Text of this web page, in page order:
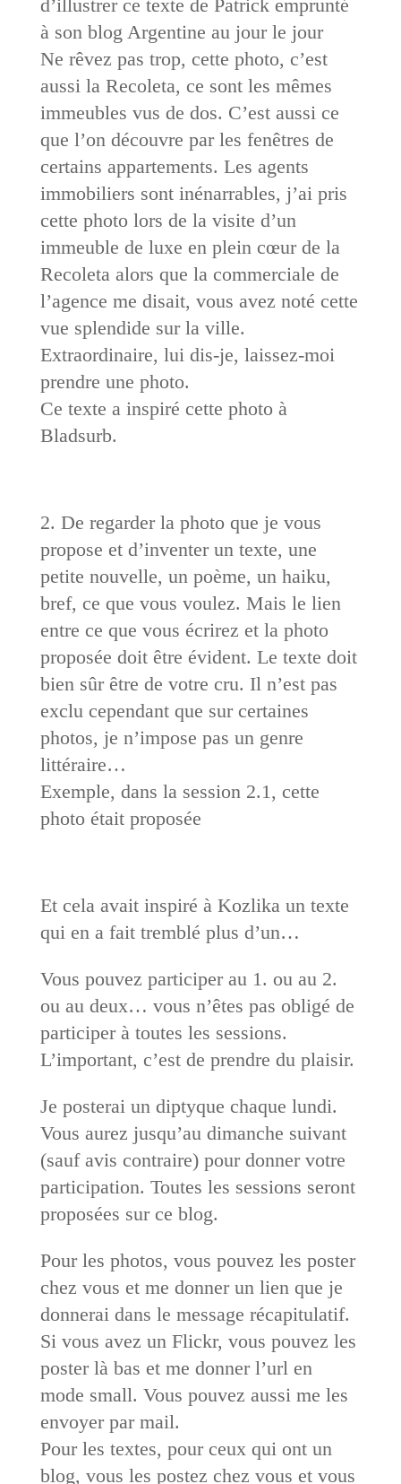
d’illustrer ce texte de Patrick emprunté
à son blog Argentine au jour le jour
Ne rêvez pas trop, cette photo, c’est
aussi la Recoleta, ce sont les mêmes
immeubles vus de dos. C’est aussi ce
que l’on découvre par les fenêtres de
certains appartements. Les agents
immobiliers sont inénarrables, j’ai pris
cette photo lors de la visite d’un
immeuble de luxe en plein cœur de la
Recoleta alors que la commerciale de
l’agence me disait, vous avez noté cette
vue splendide sur la ville.
Extraordinaire, lui dis-je, laissez-moi
prendre une photo.
Ce texte a inspiré cette photo à
Bladsurb.
2. De regarder la photo que je vous
propose et d’inventer un texte, une
petite nouvelle, un poème, un haiku,
bref, ce que vous voulez. Mais le lien
entre ce que vous écrirez et la photo
proposée doit être évident. Le texte doit
bien sûr être de votre cru. Il n’est pas
exclu cependant que sur certaines
photos, je n’impose pas un genre
littéraire…
Exemple, dans la session 2.1, cette
photo était proposée
Et cela avait inspiré à Kozlika un texte
qui en a fait tremblé plus d’un…
Vous pouvez participer au 1. ou au 2.
ou au deux… vous n’êtes pas obligé de
participer à toutes les sessions.
L’important, c’est de prendre du plaisir.
Je posterai un diptyque chaque lundi.
Vous aurez jusqu’au dimanche suivant
(sauf avis contraire) pour donner votre
participation. Toutes les sessions seront
proposées sur ce blog.
Pour les photos, vous pouvez les poster
chez vous et me donner un lien que je
donnerai dans le message récapitulatif.
Si vous avez un Flickr, vous pouvez les
poster là bas et me donner l’url en
mode small. Vous pouvez aussi me les
envoyer par mail.
Pour les textes, pour ceux qui ont un
blog, vous les postez chez vous et vous